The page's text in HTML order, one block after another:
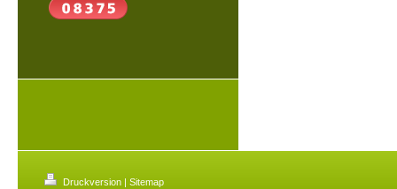
Druckversion | Sitemap